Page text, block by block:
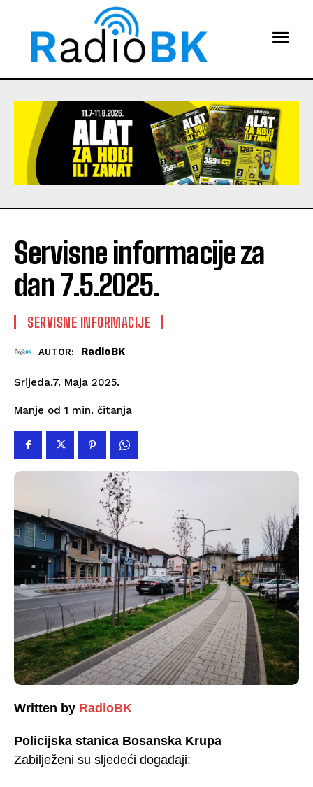
Servisne informacije za
dan 7.5.2025.
SERVISNE INFORMACIJE
AUTOR: RadioBK
Srijeda,7. Maja 2025.
Manje od 1 min. čitanja
Written by RadioBK
Policijska stanica Bosanska Krupa
Zabilježeni su sljedeći događaji: